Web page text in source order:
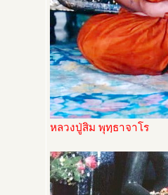
หลวงปู่สิม พุทฺธาจาโร